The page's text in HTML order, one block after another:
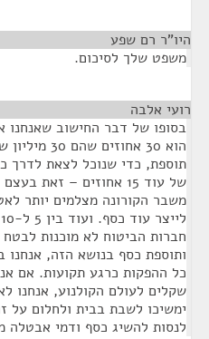
היו"ר רם שפע
משפט שלך לסיכום.
רועי אלבה
הוא 30
תוספת, כדי שנוכל לצאת לדרך
של עוד 15 אחוזים –
משבר הקורונה מצלמים יותר
חברות הביטוח לא מוכנות
ותוספת כסף בנושא הזה,
שקלים לעולם הקולנוע, אנחנו
ימשיכו לשבת בבית ולחלום על
לנסות להשיג כסף ודמי אבטלה